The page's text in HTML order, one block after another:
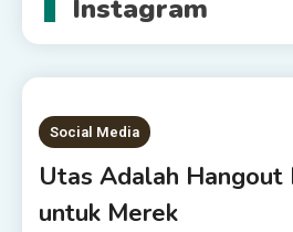
Instagram
Social Media
Utas Adalah
untuk Merek